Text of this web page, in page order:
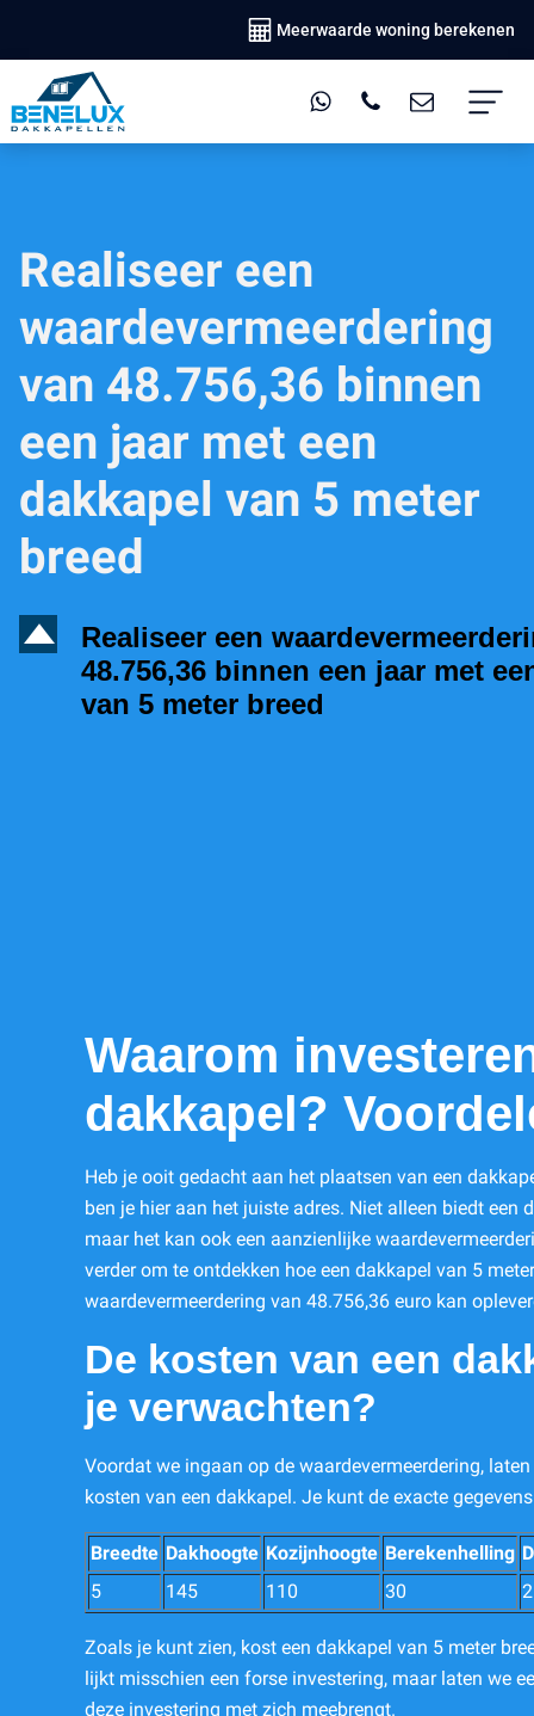
Meerwaarde woning berekenen
Realiseer een
waardevermeerdering
van 48.756,36 binnen
een jaar met een
dakkapel van 5 meter
breed
D
Realiseer een
48.756,36 binnen een jaar met
van 5 meter breed
Waarom
dakkapel?
Heb je ooit gedacht aan het plaatsen van een
ben je hier aan het juiste adres. Niet alleen biedt een
maar het kan ook een aanzienlijke
verder om te ontdekken hoe een dakkapel van 5
waardevermeerdering van 48.756,36 euro kan
De kosten van een
je verwachten?
Voordat we ingaan op de waardevermeerdering,
kosten van een dakkapel. Je kunt de exacte
Breedte Dakhoogte Kozijnhoogte Berekenhelling
5
145 110 30
Zoals je kunt zien, kost een dakkapel van 5 meter
lijkt misschien een forse investering, maar laten we
deze investering met zich meebrengt.